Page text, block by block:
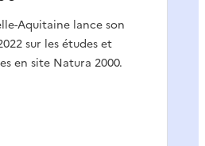
Aquitaine lance son
sur les études et
en site Natura 2000.